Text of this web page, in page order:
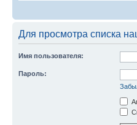
Для просмотра списка
Имя пользователя:
Пароль: